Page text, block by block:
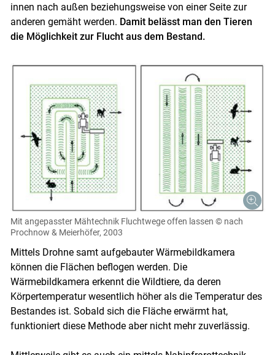
innen nach außen beziehungsweise von einer Seite zur
anderen gemäht werden. Damit belässt man den Tieren
die Möglichkeit zur Flucht aus dem Bestand.
Mit angepasster Mähtechnik Fluchtwege offen lassen © nach
Prochnow & Meierhöfer, 2003
Mittels Drohne samt aufgebauter Wärmebildkamera
können die Flächen beflogen werden. Die
Wärmebildkamera erkennt die Wildtiere, da deren
Körpertemperatur wesentlich höher als die Temperatur des
Bestandes ist. Sobald sich die Fläche erwärmt hat,
funktioniert diese Methode aber nicht mehr zuverlässig.